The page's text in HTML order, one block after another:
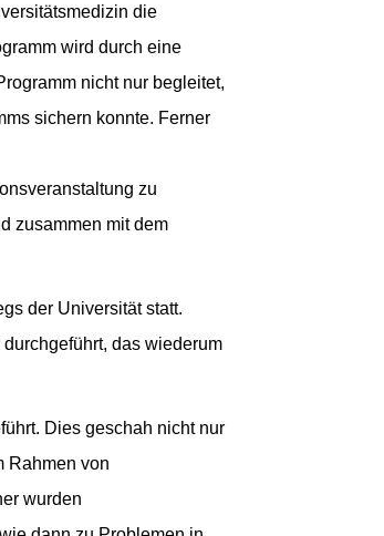
die
wird durch eine
nicht nur begleitet,
sichern konnte. Ferner
zu
zusammen mit dem
der Universität statt.
das wiederum
Dies geschah nicht nur
Rahmen von
wurden